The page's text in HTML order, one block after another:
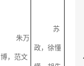
朱万
博，范文
苏
政，徐懂